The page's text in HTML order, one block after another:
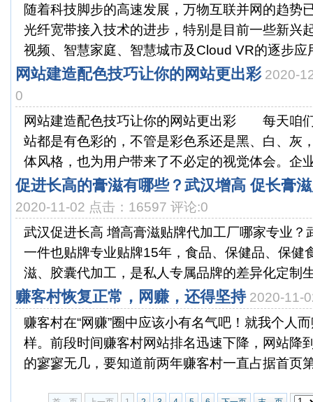
随着科技脚步的高速发展，万物互联并网的趋势
光纤宽带接入技术的进步，特别是目前一些新兴
视频、智慧家庭、智慧城市及Cloud VR的逐步应
网站建造配色技巧让你的网站更出彩 2020-
0
网站建造配色技巧让你的网站更出彩 每天咱
站都是有色彩的，不管是彩色系还是黑、白、灰
体风格，也为用户带来了不必定的视觉体会。企
促进长高的膏滋有哪些？武汉增高 促长膏
2020-11-02 点击：16597 评论:0
武汉促进长高 增高膏滋贴牌代加工厂哪家专业？
一件也贴牌专业贴牌15年，食品、保健品、保健
滋、胶囊代加工，是私人专属品牌的差异化定制
赚客村恢复正常，网赚，还得坚持 2020-11-
赚客村在“网赚”圈中应该小有名气吧！就我个人
样。前段时间赚客村网站排名迅速下降，网站降
的寥寥无几，要知道前两年赚客村一直占据首页